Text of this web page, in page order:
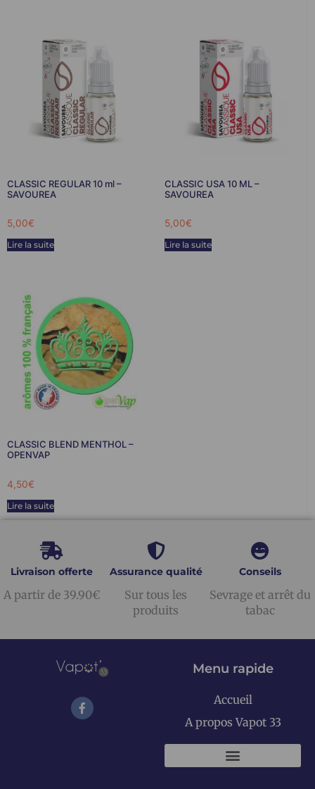
CLASSIC REGULAR 10 ml –
SAVOUREA
5,00€
Lire la suite
CLASSIC USA 10 ML –
SAVOUREA
5,00€
Lire la suite
CLASSIC BLEND MENTHOL –
OPENVAP
4,50€
Lire la suite
Livraison offerte
A partir de 39.90€
Assurance qualité
Sur tous les
produits
Conseils
Sevrage et arrêt du
tabac
Menu rapide
Accueil
A propos Vapot 33